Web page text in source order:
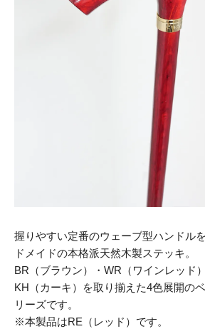
握りやすい定番のウェーブ型ハンドル
ドメイドの本格派天然木製ステッキ。
BR（ブラウン）・WR（ワインレッド
KH（カーキ）を取り揃えた4色展開の
リーズです。
※本製品はRE（レッド）です。